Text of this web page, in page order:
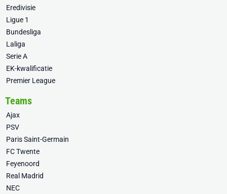
Eredivisie
Ligue 1
Bundesliga
Laliga
Serie A
EK-kwalificatie
Premier League
Teams
Ajax
PSV
Paris Saint-Germain
FC Twente
Feyenoord
Real Madrid
NEC